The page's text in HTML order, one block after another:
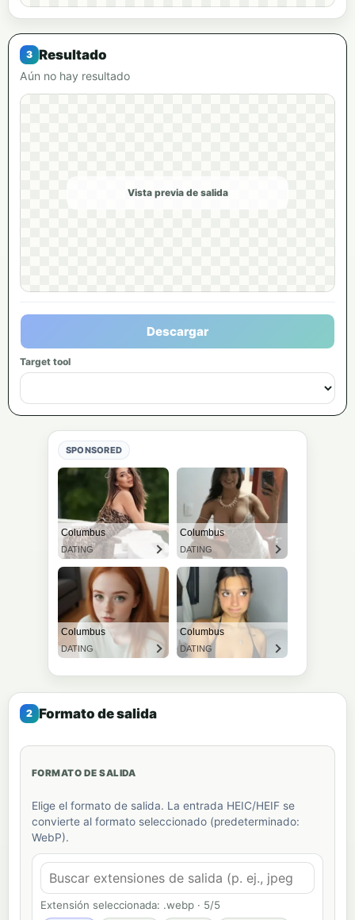
Resultado
Aún no hay resultado
Vista previa de salida
Descargar
Target tool
SPONSORED
Formato de salida
FORMATO DE SALIDA
Elige el formato de salida. La entrada HEIC/HEIF se
convierte al formato seleccionado (predeterminado:
WebP).
Extensión seleccionada: .webp · 5/5